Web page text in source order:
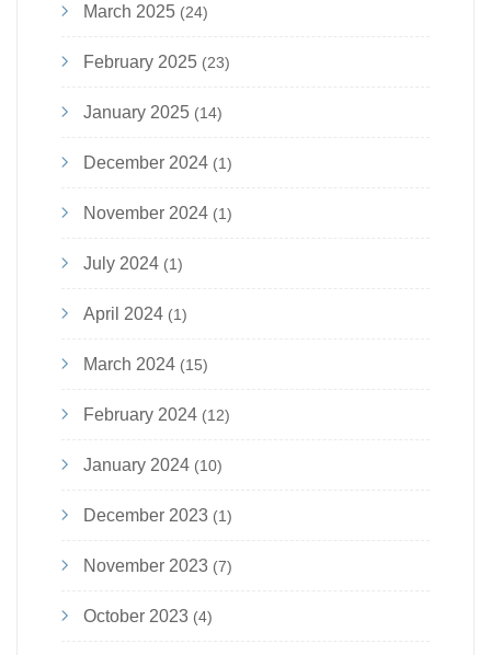
March 2025 (24)
February 2025 (23)
January 2025 (14)
December 2024 (1)
November 2024 (1)
July 2024 (1)
April 2024 (1)
March 2024 (15)
February 2024 (12)
January 2024 (10)
December 2023 (1)
November 2023 (7)
October 2023 (4)